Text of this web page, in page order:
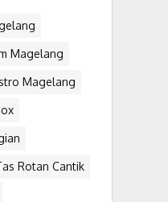
Magelang
Magelang
Rotan Cantik